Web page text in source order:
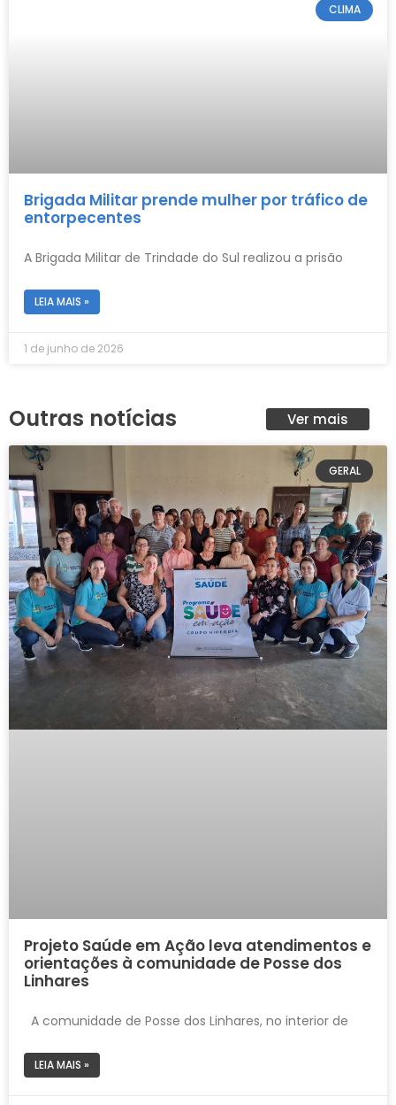
CLIMA
Brigada Militar prende mulher por tráfico de
entorpecentes
A Brigada Militar de Trindade do Sul realizou a prisão
LEIA MAIS »
1 de junho de 2026
Outras notícias Ver mais
GERAL
Projeto Saúde em Ação leva atendimentos e
orientações à comunidade de Posse dos
Linhares
A comunidade de Posse dos Linhares, no interior de
LEIA MAIS »